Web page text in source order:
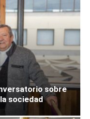
sobre
sociedad